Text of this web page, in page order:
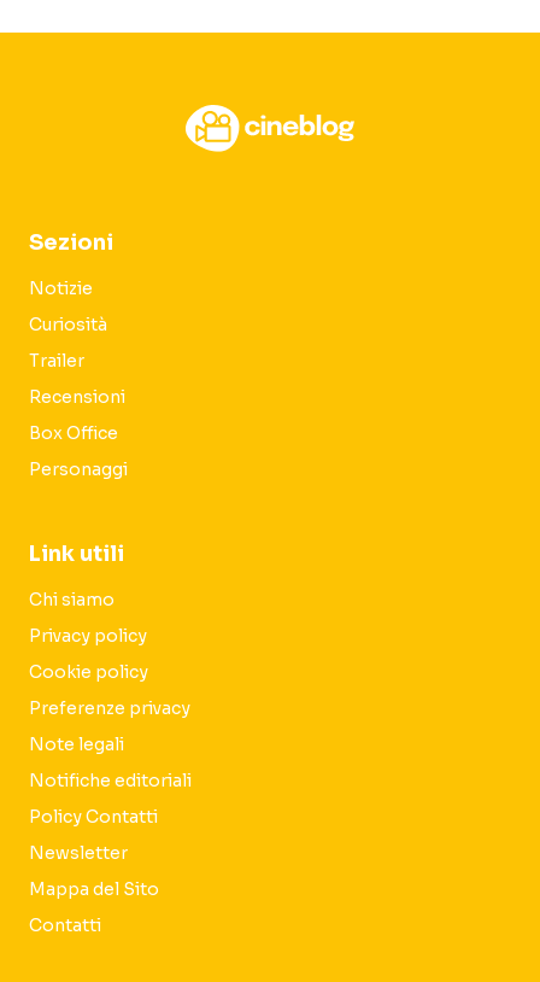
Sezioni
Notizie
Curiosità
Trailer
Recensioni
Box Office
Personaggi
Link utili
Chi siamo
Privacy policy
Cookie policy
Preferenze privacy
Note legali
Notifiche editoriali
Policy Contatti
Newsletter
Mappa del Sito
Contatti